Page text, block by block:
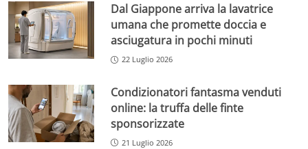
Dal Giappone arriva la lavatrice
umana che promette doccia e
asciugatura in pochi minuti
22 Luglio 2026
Condizionatori fantasma venduti
online: la truffa delle finte
sponsorizzate
21 Luglio 2026